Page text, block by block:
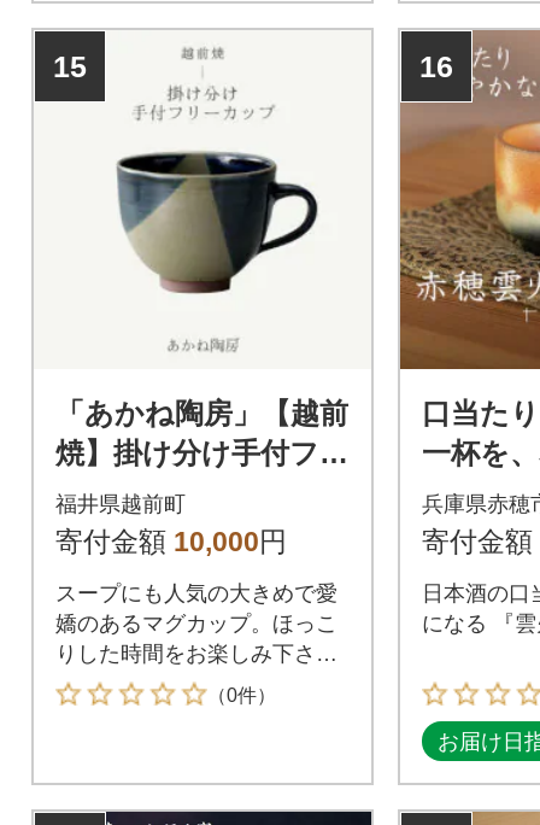
15
「あかね陶房」【越前
焼】掛け分け手付フリ
ーカップ
福井県越前町
寄付金額 10,000円
スープにも人気の大きめで愛
嬌のあるマグカップ。ほっこ
りした時間をお楽しみ下さ
い。
（0件）
16
口当た
一杯を
『ぐい
と煙が
兵庫県赤穂
寄付金額
日本酒の口
になる 『
お届け日